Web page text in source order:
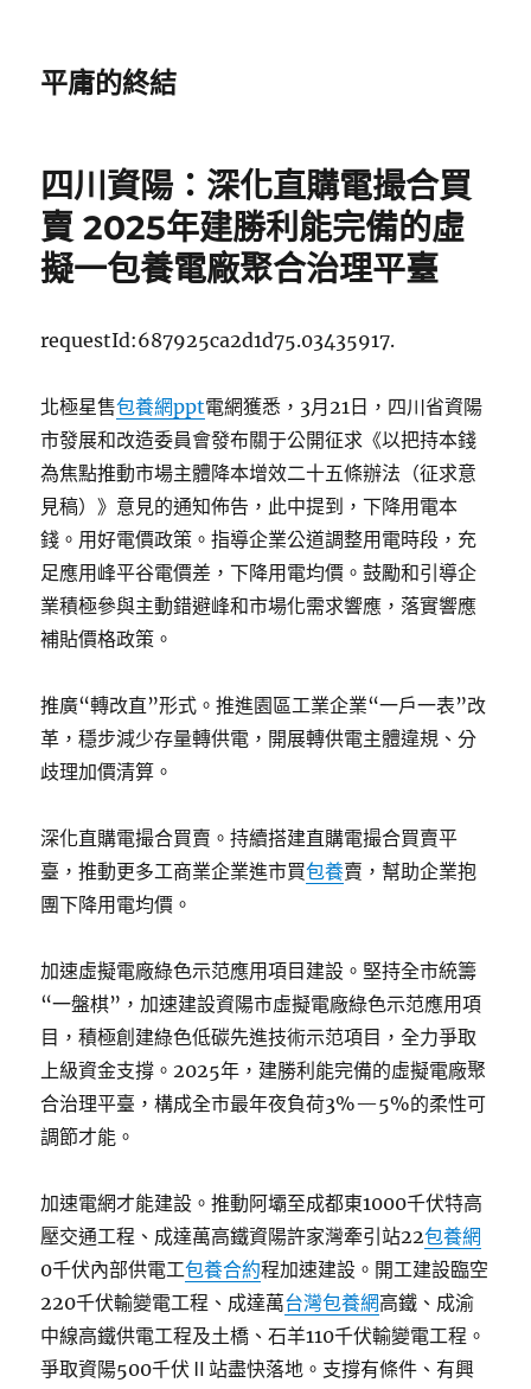
平庸的終結
四川資陽：深化直購電撮合買
賣 2025年建勝利能完備的虛
擬一包養電廠聚合治理平臺
requestId:687925ca2d1d75.03435917.
北極星售包養網ppt電網獲悉，3月21日，四川省資陽
市發展和改造委員會發布關于公開征求《以把持本錢
為焦點推動市場主體降本增效二十五條辦法（征求意
見稿）》意見的通知佈告，此中提到，下降用電本
錢。用好電價政策。指導企業公道調整用電時段，充
足應用峰平谷電價差，下降用電均價。鼓勵和引導企
業積極參與主動錯避峰和市場化需求響應，落實響應
補貼價格政策。
推廣“轉改直”形式。推進園區工業企業“一戶一表”改
革，穩步減少存量轉供電，開展轉供電主體違規、分
歧理加價清算。
深化直購電撮合買賣。持續搭建直購電撮合買賣平
臺，推動更多工商業企業進市買包養賣，幫助企業抱
團下降用電均價。
加速虛擬電廠綠色示范應用項目建設。堅持全市統籌
“一盤棋”，加速建設資陽市虛擬電廠綠色示范應用項
目，積極創建綠色低碳先進技術示范項目，全力爭取
上級資金支撐。2025年，建勝利能完備的虛擬電廠聚
合治理平臺，構成全市最年夜負荷3%—5%的柔性可
調節才能。
加速電網才能建設。推動阿壩至成都東1000千伏特高
壓交通工程、成達萬高鐵資陽許家灣牽引站22包養網
0千伏內部供電工包養合約程加速建設。開工建設臨空
220千伏輸變電工程、成達萬台灣包養網高鐵、成渝
中線高鐵供電工程及土橋、石羊110千伏輸變電工程。
爭取資陽500千伏Ⅱ站盡快落地。支撐有條件、有興